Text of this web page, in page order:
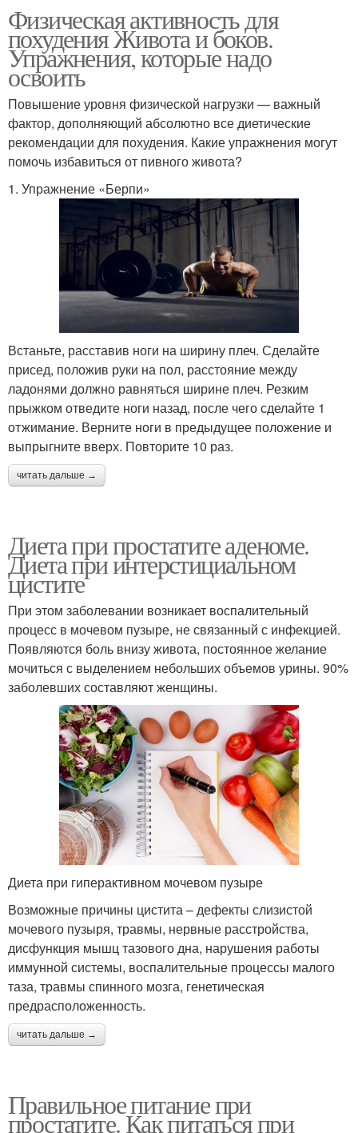
Физическая активность для
похудения Живота и боков.
Упражнения, которые надо
освоить
Повышение уровня физической нагрузки — важный
фактор, дополняющий абсолютно все диетические
рекомендации для похудения. Какие упражнения могут
помочь избавиться от пивного живота?
1. Упражнение «Берпи»
Встаньте, расставив ноги на ширину плеч. Сделайте
присед, положив руки на пол, расстояние между
ладонями должно равняться ширине плеч. Резким
прыжком отведите ноги назад, после чего сделайте 1
отжимание. Верните ноги в предыдущее положение и
выпрыгните вверх. Повторите 10 раз.
читать дальше →
Диета при простатите аденоме.
Диета при интерстициальном
цистите
При этом заболевании возникает воспалительный
процесс в мочевом пузыре, не связанный с инфекцией.
Появляются боль внизу живота, постоянное желание
мочиться с выделением небольших объемов урины. 90%
заболевших составляют женщины.
Диета при гиперактивном мочевом пузыре
Возможные причины цистита – дефекты слизистой
мочевого пузыря, травмы, нервные расстройства,
дисфункция мышц тазового дна, нарушения работы
иммунной системы, воспалительные процессы малого
таза, травмы спинного мозга, генетическая
предрасположенность.
читать дальше →
Правильное питание при
простатите. Как питаться при